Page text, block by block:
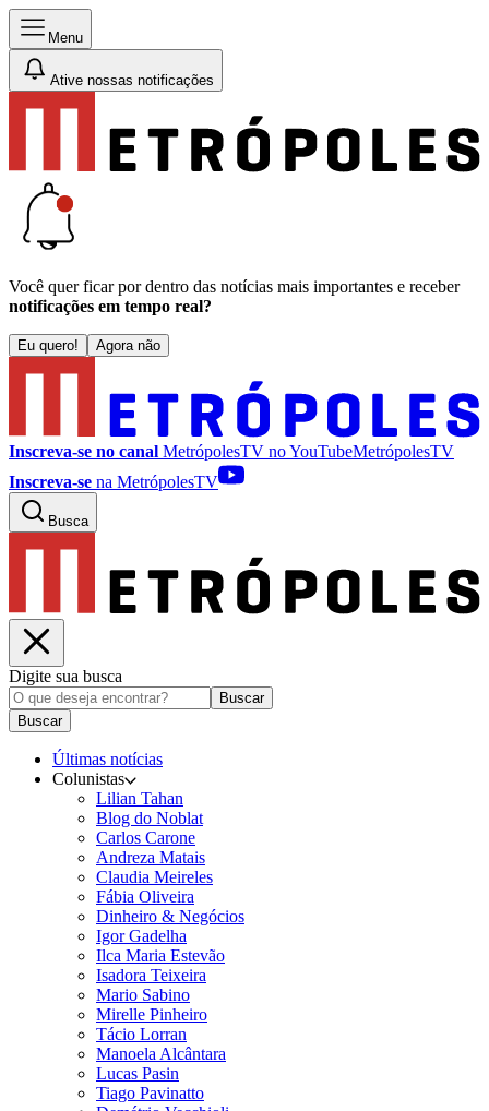
Menu
Ative nossas notificações
Você quer ficar por dentro das notícias mais importantes e receber
notificações em tempo real?
Eu quero! Agora não
Inscreva-se no canal MetrópolesTV noYouTubeMetrópolesTV
Inscreva-se na MetrópolesTV
Busca
Digite sua busca
Buscar
Buscar
Últimas notícias
Colunistas
Lilian Tahan
Blog do Noblat
Carlos Carone
Andreza Matais
Claudia Meireles
Fábia Oliveira
Dinheiro & Negócios
Igor Gadelha
Ilca Maria Estevão
Isadora Teixeira
Mario Sabino
Mirelle Pinheiro
Tácio Lorran
Manoela Alcântara
Lucas Pasin
Tiago Pavinatto